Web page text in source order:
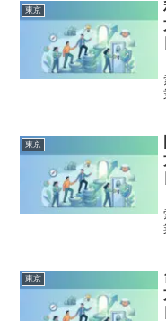
東京
東京
東京